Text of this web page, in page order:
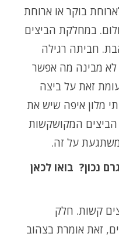
בוקר או ארוחת
במחלקת הביצים
חביתה רגילה
לא מבינה מה אפשר
זאת על ביצה
מלון איפה שיש את
המקושקשות
על זה.
נכון? בואו לכאן
קשות. חלק
זאת אומרת בצהוב